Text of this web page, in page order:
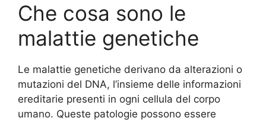
Che cosa sono le
malattie genetiche
Le malattie genetiche derivano da alterazioni o
mutazioni del DNA, l’insieme delle informazioni
ereditarie presenti in ogni cellula del corpo
umano. Queste patologie possono essere